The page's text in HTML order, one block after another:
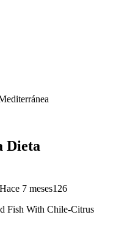
Dieta
Hace 7 meses126